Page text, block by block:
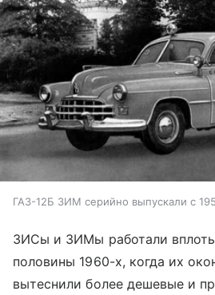
ГАЗ-12Б ЗИМ серийно выпускали с
ЗИСы и ЗИМы работали
половины 1960-х, когда их
вытеснили более дешевые и